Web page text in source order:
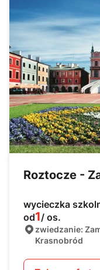
Roztocze -
wycieczka
od1/ os.
zwiedzanie:
Krasnobród